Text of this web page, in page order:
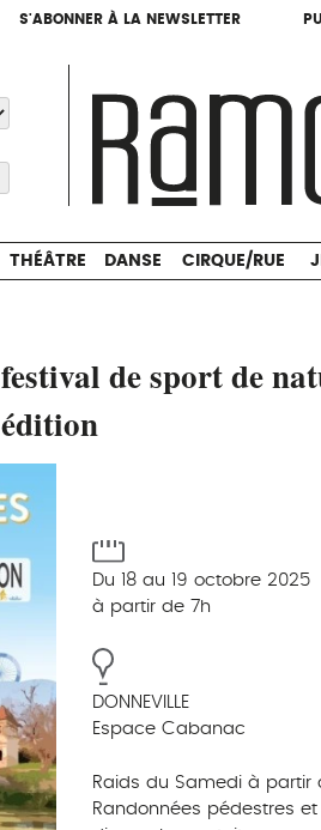
S'ABONNER À LA NEWSLETTER
S'ABONNER À LA NEWSLETTER
THÉÂTRE DANSE CIRQUE/RUE
de sport de
Du 18 au 19 octobre 2025
à partir de 7h
DONNEVILLE
Espace Cabanac
Raids du Samedi à partir
Randonnées pédestres et